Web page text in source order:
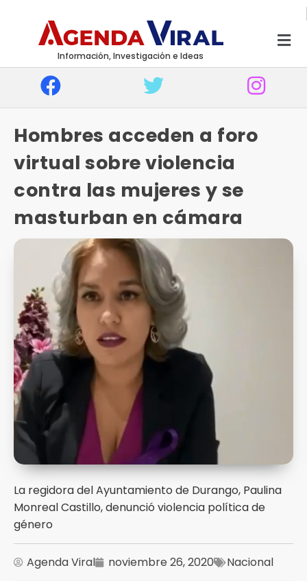
Información, Investigación e Ideas
Hombres acceden a foro
virtual sobre violencia
contra las mujeres y se
masturban en cámara
La regidora del Ayuntamiento de Durango, Paulina
Monreal Castillo, denunció violencia política de
género
Agenda Viral noviembre 26, 2020 Nacional